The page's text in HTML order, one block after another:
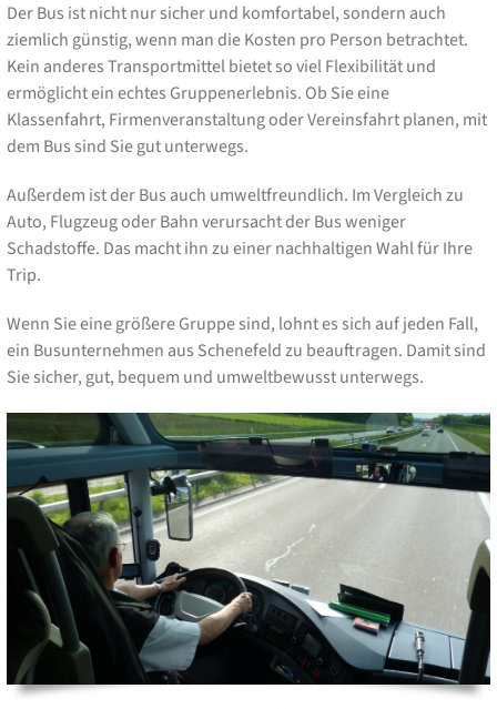
Der Bus ist nicht nur sicher und komfortabel, sondern auch
ziemlich günstig, wenn man die Kosten pro Person betrachtet.
Kein anderes Transportmittel bietet so viel Flexibilität und
ermöglicht ein echtes Gruppenerlebnis. Ob Sie eine
Klassenfahrt, Firmenveranstaltung oder Vereinsfahrt planen, mit
dem Bus sind Sie gut unterwegs.
Außerdem ist der Bus auch umweltfreundlich. Im Vergleich zu
Auto, Flugzeug oder Bahn verursacht der Bus weniger
Schadstoffe. Das macht ihn zu einer nachhaltigen Wahl für Ihre
Trip.
Wenn Sie eine größere Gruppe sind, lohnt es sich auf jeden Fall,
ein Busunternehmen aus Schenefeld zu beauftragen. Damit sind
Sie sicher, gut, bequem und umweltbewusst unterwegs.